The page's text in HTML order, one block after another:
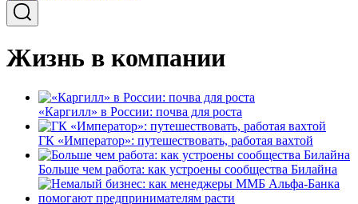
Жизнь в компании
«Каргилл» в России: почва для роста
ГК «Император»: путешествовать, работая вахтой
Больше чем работа: как устроены сообщества Билайна